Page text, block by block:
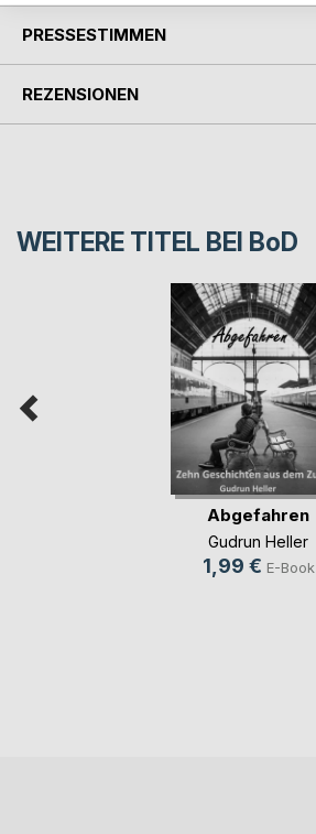
PRESSESTIMMEN
REZENSIONEN
WEITERE TITEL BEI BoD
Abgefahren
Gudrun Heller
1,99 € E-Book